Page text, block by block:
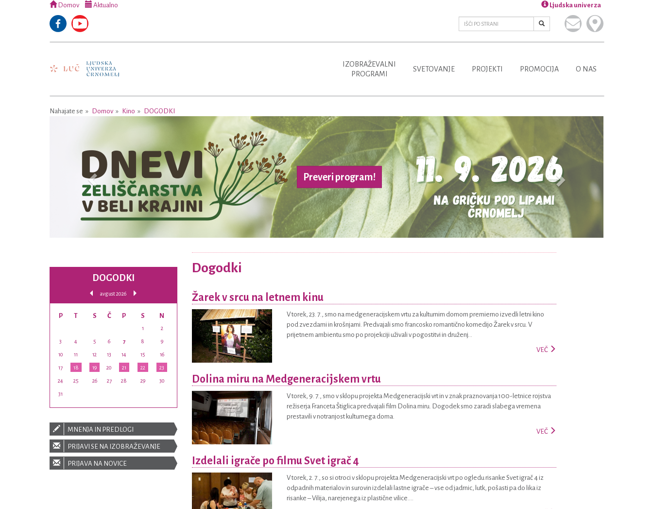
Domov Aktualno Ljudska univerza
IZOBRAŽEVALNI
PROGRAMI
SVETOVANJE PROJEKTI PROMOCIJA O NAS
Nahajate se Domov Kino DOGODKI
Preveri program!
Dogodki
Žarek v srcu na letnem kinu
V torek, 23. 7., smo na medgeneracijskem vrtu za kulturnim domom premierno izvedli letni kino
pod zvezdami in krošnjami. Predvajali smo francosko romantično komedijo Žarek v srcu. V
prijetnem ambientu smo po projekciji uživali v pogostitvi in druženj...
VEČ
Dolina miru na Medgeneracijskem vrtu
V torek, 9. 7., smo v sklopu projekta Medgeneracijski vrt in v znak praznovanja 100-letnice rojstva
režiserja Franceta Štiglica predvajali film Dolina miru. Dogodek smo zaradi slabega vremena
prestavili v notranjost kulturnega doma.
VEČ
Izdelali igrače po filmu Svet igrač 4
V torek, 2. 7., so si otroci v sklopu projekta Medgeneracijski vrt po ogledu risanke Svet igrač 4 iz
odpadnih materialov in surovin izdelali lastne igrače – vse od jadrnic, lutk, pošasti pa do lika iz
risanke – Vilija, narejenega iz plastične vilice....
DOGODKI
avgust 2026
P T S Č P S N
1 2
3 4 5 6 7 8 9
10 11 12 13 14 15 16
17 18 19 20 21 22 23
24 25 26 27 28 29 30
31
MNENJA IN PREDLOGI
PRIJAVI SE NA IZOBRAŽEVANJE
PRIJAVA NA NOVICE